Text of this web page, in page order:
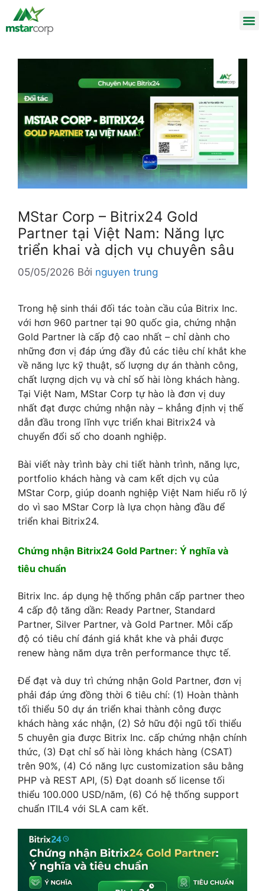
MStar Corp – Bitrix24 Gold
Partner tại Việt Nam: Năng lực
triển khai và dịch vụ chuyên sâu
05/05/2026 Bởi nguyen trung
Trong hệ sinh thái đối tác toàn cầu của Bitrix Inc.
với hơn 960 partner tại 90 quốc gia, chứng nhận
Gold Partner là cấp độ cao nhất – chỉ dành cho
những đơn vị đáp ứng đầy đủ các tiêu chí khắt khe
về năng lực kỹ thuật, số lượng dự án thành công,
chất lượng dịch vụ và chỉ số hài lòng khách hàng.
Tại Việt Nam, MStar Corp tự hào là đơn vị duy
nhất đạt được chứng nhận này – khẳng định vị thế
dẫn đầu trong lĩnh vực triển khai Bitrix24 và
chuyển đổi số cho doanh nghiệp.
Bài viết này trình bày chi tiết hành trình, năng lực,
portfolio khách hàng và cam kết dịch vụ của
MStar Corp, giúp doanh nghiệp Việt Nam hiểu rõ lý
do vì sao MStar Corp là lựa chọn hàng đầu để
triển khai Bitrix24.
Chứng nhận Bitrix24 Gold Partner: Ý nghĩa và
tiêu chuẩn
Bitrix Inc. áp dụng hệ thống phân cấp partner theo
4 cấp độ tăng dần: Ready Partner, Standard
Partner, Silver Partner, và Gold Partner. Mỗi cấp
độ có tiêu chí đánh giá khắt khe và phải được
renew hàng năm dựa trên performance thực tế.
Để đạt và duy trì chứng nhận Gold Partner, đơn vị
phải đáp ứng đồng thời 6 tiêu chí: (1) Hoàn thành
tối thiểu 50 dự án triển khai thành công được
khách hàng xác nhận, (2) Sở hữu đội ngũ tối thiểu
5 chuyên gia được Bitrix Inc. cấp chứng nhận chính
thức, (3) Đạt chỉ số hài lòng khách hàng (CSAT)
trên 90%, (4) Có năng lực customization sâu bằng
PHP và REST API, (5) Đạt doanh số license tối
thiểu 100.000 USD/năm, (6) Có hệ thống support
chuẩn ITIL4 với SLA cam kết.